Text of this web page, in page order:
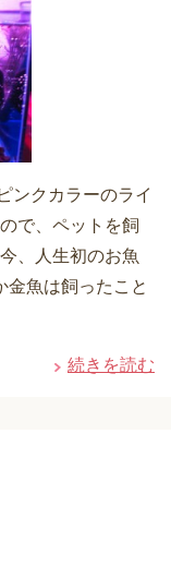
ンクカラーのライ
で、ペットを飼
、人生初のお魚
金魚は飼ったこと
続きを読む